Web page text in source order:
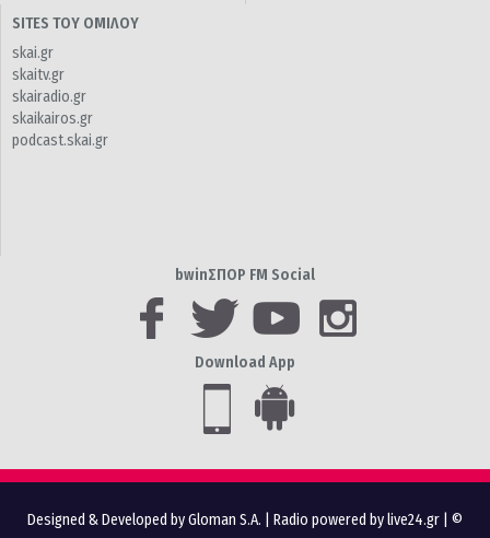
SITES ΤΟΥ ΟΜΙΛΟΥ
skai.gr
skaitv.gr
skairadio.gr
skaikairos.gr
podcast.skai.gr
bwinΣΠΟΡ FM Social
Download App
Designed & Developed by Gloman S.A. Radio powered by live24.gr | ©